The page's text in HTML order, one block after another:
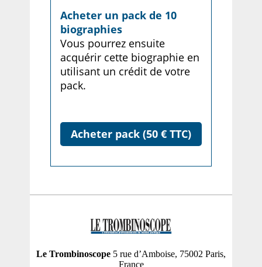
Acheter un pack de 10
biographies
Vous pourrez ensuite
acquérir cette biographie en
utilisant un crédit de votre
pack.
Acheter pack (50 € TTC)
Le Trombinoscope 5 rue d’Amboise, 75002 Paris,
France